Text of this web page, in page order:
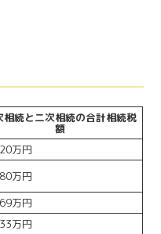
相続と二次相続の合計相続税
額
万円
万円
万円
万円